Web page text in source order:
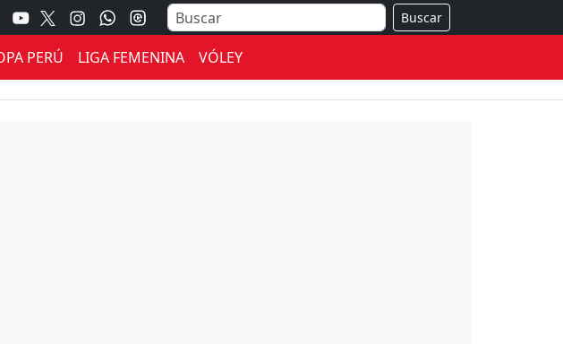
Buscar
PERÚ LIGA FEMENINA VÓLEY